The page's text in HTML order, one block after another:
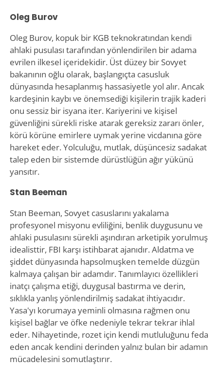
Oleg Burov
Oleg Burov, kopuk bir KGB teknokratından kendi
ahlaki pusulası tarafından yönlendirilen bir adama
evrilen ilkesel içeridekidir. Üst düzey bir Sovyet
bakanının oğlu olarak, başlangıçta casusluk
dünyasında hesaplanmış hassasiyetle yol alır. Ancak
kardeşinin kaybı ve önemsediği kişilerin trajik kaderi
onu sessiz bir isyana iter. Kariyerini ve kişisel
güvenliğini sürekli riske atarak gereksiz zararı önler,
körü körüne emirlere uymak yerine vicdanına göre
hareket eder. Yolculuğu, mutlak, düşüncesiz sadakat
talep eden bir sistemde dürüstlüğün ağır yükünü
yansıtır.
Stan Beeman
Stan Beeman, Sovyet casuslarını yakalama
profesyonel misyonu evliliğini, benlik duygusunu ve
ahlaki pusulasını sürekli aşındıran arketipik yorulmuş
idealisttir, FBI karşı istihbarat ajanıdır. Aldatma ve
şiddet dünyasında hapsolmuşken temelde düzgün
kalmaya çalışan bir adamdır. Tanımlayıcı özellikleri
inatçı çalışma etiği, duygusal bastırma ve derin,
sıklıkla yanlış yönlendirilmiş sadakat ihtiyacıdır.
Yasa'yı korumaya yeminli olmasına rağmen onu
kişisel bağlar ve öfke nedeniyle tekrar tekrar ihlal
eder. Nihayetinde, rozet için kendi mutluluğunu feda
eden ancak kendini derinden yalnız bulan bir adamın
mücadelesini somutlaştırır.